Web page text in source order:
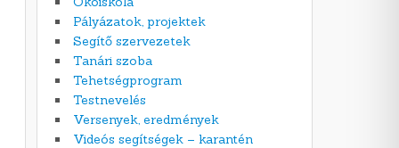
Pályázatok, projektek
Segítő szervezetek
Tanári szoba
Tehetségprogram
Testnevelés
Versenyek, eredmények
Videós segítségek – karantén